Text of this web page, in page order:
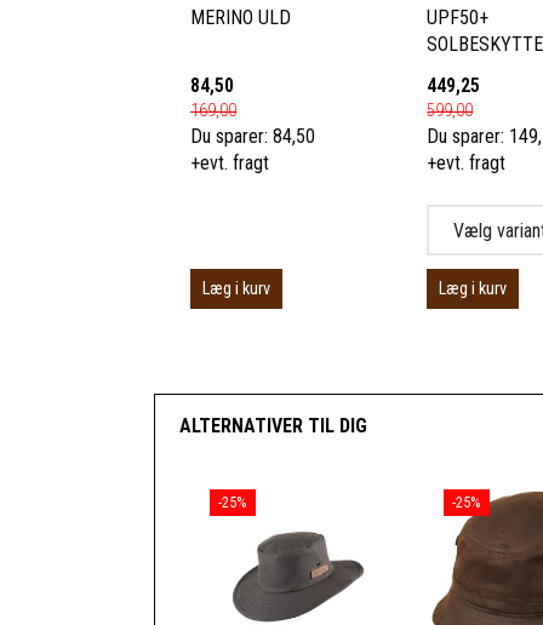
MERINO ULD
84,50
169,00
Du sparer: 84,50
+evt. fragt
Læg i kurv
UPF50+
449,25
599,00
Du sparer:
+evt. fragt
Læg i kurv
ALTERNATIVER TIL DIG
-25% -25%